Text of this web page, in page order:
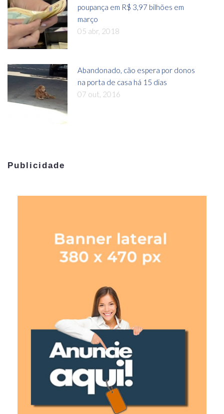
poupança em R$ 3,97 bilhões em
março
05 abr, 2018
Abandonado, cão espera por donos
na porta de casa há 15 dias
07 out, 2016
Publicidade